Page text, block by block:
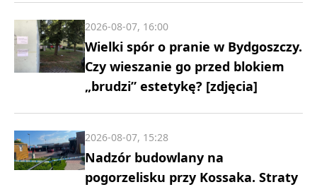
Wielki spór o pranie w Bydgoszczy.
Czy wieszanie go przed blokiem
„brudzi” estetykę? [zdjęcia]
2026-08-07, 16:00
Nadzór budowlany na
pogorzelisku przy Kossaka. Straty
2026-08-07, 15:28